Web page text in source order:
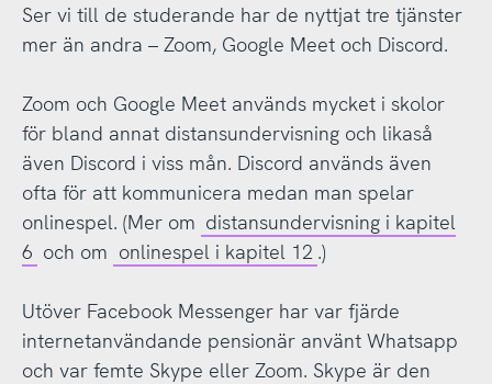
Ser vi till de studerande har de nyttjat tre tjänster
mer än andra – Zoom, Google Meet och Discord.
Zoom och Google Meet används mycket i skolor
för bland annat distansundervisning och likaså
även Discord i viss mån. Discord används även
ofta för att kommunicera medan man spelar
onlinespel. (Mer om distansundervisning i kapitel
6 och om onlinespel i kapitel 12 .)
Utöver Facebook Messenger har var fjärde
internetanvändande pensionär använt Whatsapp
och var femte Skype eller Zoom. Skype är den